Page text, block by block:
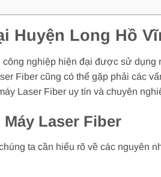
Huyện Long Hồ
nghiệp hiện đại được sử
Fiber cũng có thể gặp phải các
Laser Fiber uy tín và chuyên
Laser Fiber
ta cần hiểu rõ về các nguyên